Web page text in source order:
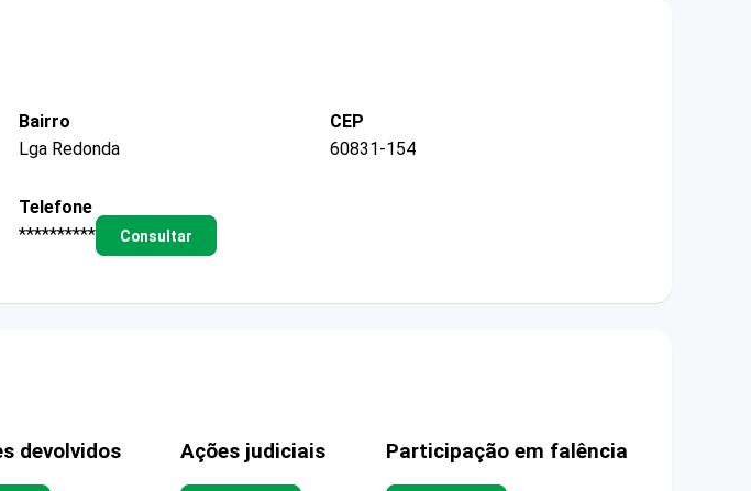
Bairro
Lga Redonda
CEP
60831-154
Telefone
**********
Consultar
devolvidos Ações judiciais Participação em falência